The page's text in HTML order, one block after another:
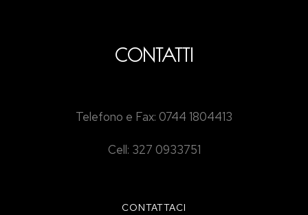
CONTATTI
Telefono e Fax: 0744 1804413
Cell: 327 0933751
CONTATTACI